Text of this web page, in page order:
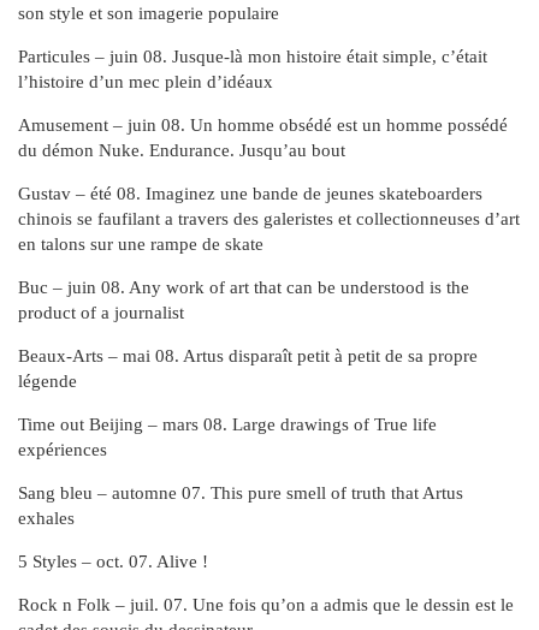
son style et son imagerie populaire
Particules – juin 08. Jusque-là mon histoire était simple, c’était
l’histoire d’un mec plein d’idéaux
Amusement – juin 08. Un homme obsédé est un homme possédé
du démon Nuke. Endurance. Jusqu’au bout
Gustav – été 08. Imaginez une bande de jeunes skateboarders
chinois se faufilant a travers des galeristes et collectionneuses d’art
en talons sur une rampe de skate
Buc – juin 08. Any work of art that can be understood is the
product of a journalist
Beaux-Arts – mai 08. Artus disparaît petit à petit de sa propre
légende
Time out Beijing – mars 08. Large drawings of True life
expériences
Sang bleu – automne 07. This pure smell of truth that Artus
exhales
5 Styles – oct. 07. Alive !
Rock n Folk – juil. 07. Une fois qu’on a admis que le dessin est le